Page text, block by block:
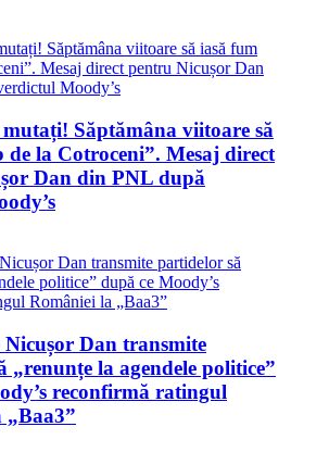
mutați! Săptămâna viitoare să
de la Cotroceni”. Mesaj direct
Dan din PNL după
Nicușor Dan transmite
„renunțe la agendele politice”
reconfirmă ratingul
„Baa3”